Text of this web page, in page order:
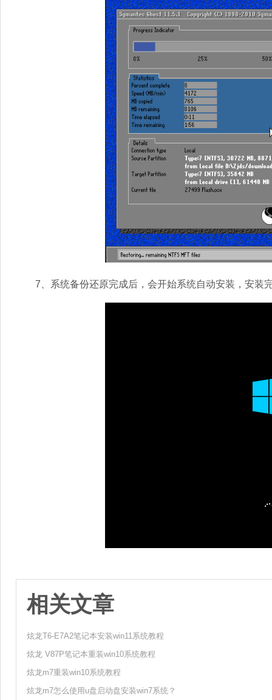
7、系统备份还原完成后，会开始系统自动安装，安装
相关文章
炫龙T6-E7A2笔记本安装win11系统教程
炫龙 V87P笔记本重装win10系统教程
炫龙m7重装win10系统教程
炫龙m7怎么使用u盘启动盘安装win7系统？